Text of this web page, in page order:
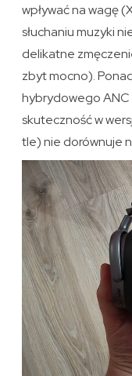
wpływać na wagę
słuchaniu muzyki
delikatne
zbyt mocno).
hybrydowego
skuteczność w
tle) nie dorównuje